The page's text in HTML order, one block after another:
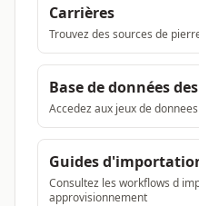
Carrières
Trouvez des sources de
Base de données
Accedez aux jeux de
Guides
Consultez les workflows d
approvisionnement